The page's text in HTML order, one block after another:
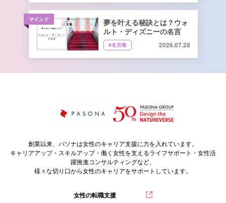
マインド
夢を叶える秘訣とは？ウォ
ルト・ディズニーの名言
#名言集 2026.07.28
創業以来、パソナは女性のキャリア支援に力を入れています。
キャリアアップ・スキルアップ・働く女性を支えるライフサポート・女性活
躍推進コンサルティングなど、
様々な切り口から女性のキャリアをサポートしています。
女性の転職支援